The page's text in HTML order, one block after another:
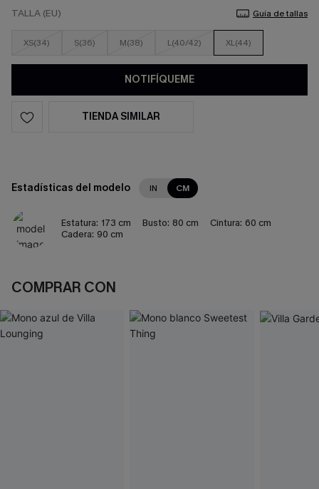
TALLA (EU) Guía de tallas
XS(34) S(36) M(38) L(40/42) XL(44)
NOTIFÍQUEME
TIENDA SIMILAR
Estadísticas del modelo IN CM
Estatura: 173 cm Busto: 80 cm Cintura: 60 cm
Cadera: 90 cm
COMPRAR CON